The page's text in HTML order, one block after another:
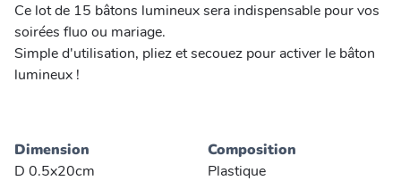
Ce lot de 15 bâtons lumineux sera indispensable pour vos
soirées fluo ou mariage.
Simple d'utilisation, pliez et secouez pour activer le bâton
lumineux !
Dimension
D 0.5x20cm
Composition
Plastique